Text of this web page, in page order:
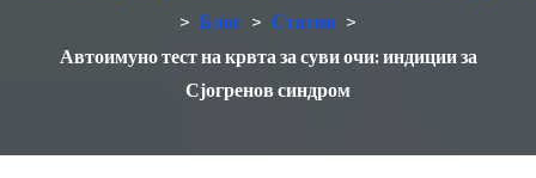
> Блог > Статии >
Автоимуно тест на крвта за суви очи: индиции за
Сјогренов синдром